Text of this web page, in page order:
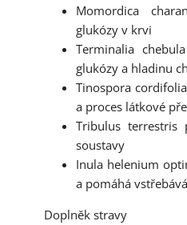
Momordica
glukózy v krvi
Terminalia
glukózy a hladinu
Tinospora
a proces látkové
Tribulus terrestris
soustavy
Inula helenium
a pomáhá
Doplněk stravy